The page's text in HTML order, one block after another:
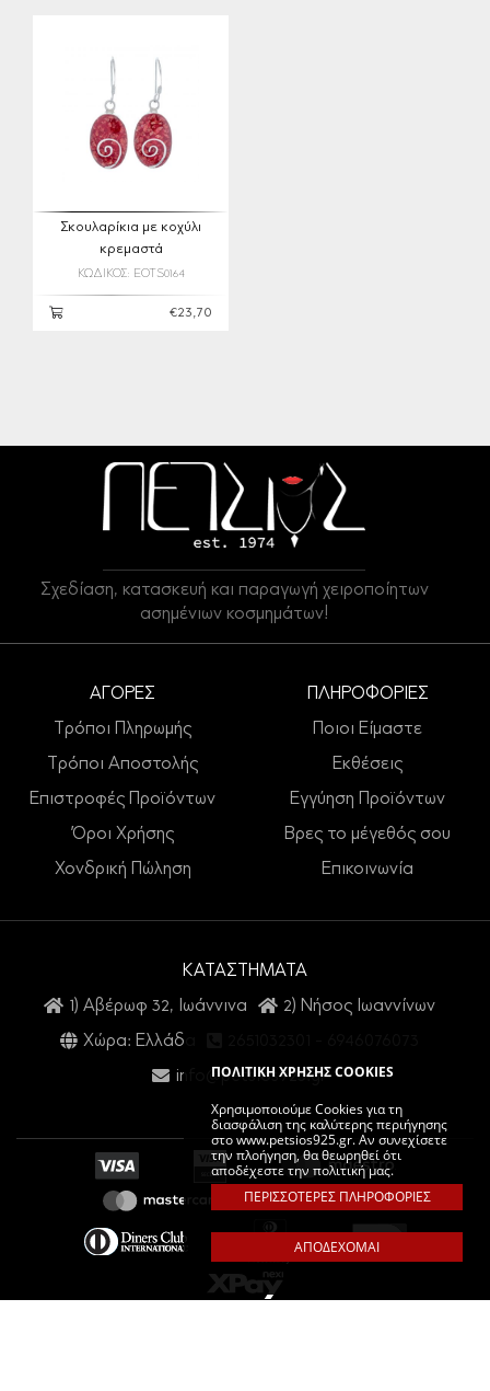
ΠΟΛΙΤΙΚΗ ΧΡΗΣΗΣ COOKIES
Χρησιμοποιούμε Cookies για τη
διασφάλιση της καλύτερης περιήγησης
στο www.petsios925.gr. Αν συνεχίσετε
την πλοήγηση, θα θεωρηθεί ότι
αποδέχεστε την πολιτική μας.
ΠΕΡΙΣΣΟΤΕΡΕΣ ΠΛΗΡΟΦΟΡΙΕΣ
ΑΠΟΔΕΧΟΜΑΙ
Σκουλαρίκια με κοχύλι
κρεμαστά
ΚΩΔΙΚΟΣ: EOTS0164
€23,70
Σχεδίαση, κατασκευή και παραγωγή χειροποίητων
ασημένιων κοσμημάτων!
ΑΓΟΡΕΣ
Τρόποι Πληρωμής
Τρόποι Αποστολής
Επιστροφές Προϊόντων
Όροι Χρήσης
Χονδρική Πώληση
ΠΛΗΡΟΦΟΡΙΕΣ
Ποιοι Είμαστε
Εκθέσεις
Εγγύηση Προϊόντων
Βρες το μέγεθός σου
Επικοινωνία
ΚΑΤΑΣΤΗΜΑΤΑ
1) Αβέρωφ 32, Ιωάννινα
2) Νήσος Ιωαννίνων
Χώρα: Ελλάδα
info@petsios925.gr